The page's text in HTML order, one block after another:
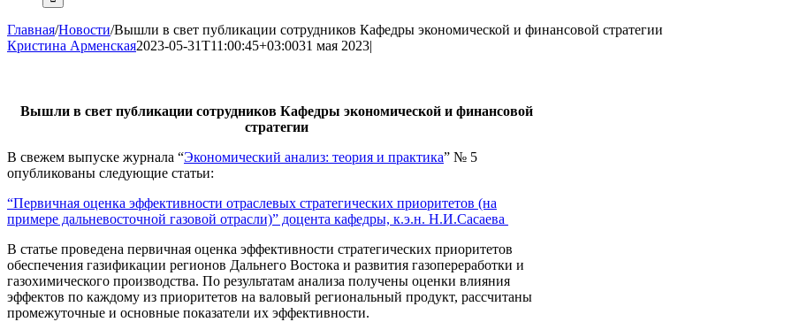
Главная/Новости/Вышли в свет публикации сотрудников Кафедры экономической и финансовой стратегии
Кристина Арменская2023-05-31T11:00:45+03:0031 мая 2023|
Вышли в свет публикации сотрудников Кафедры экономической и финансовой
стратегии
В свежем выпуске журнала “Экономический анализ: теория и практика” № 5
опубликованы следующие статьи:
“Первичная оценка эффективности отраслевых стратегических приоритетов (на
примере дальневосточной газовой отрасли)” доцента кафедры, к.э.н. Н.И.Сасаева
В статье проведена первичная оценка эффективности стратегических приоритетов
обеспечения газификации регионов Дальнего Востока и развития газопереработки и
газохимического производства. По результатам анализа получены оценки влияния
эффектов по каждому из приоритетов на валовый региональный продукт, рассчитаны
промежуточные и основные показатели их эффективности.